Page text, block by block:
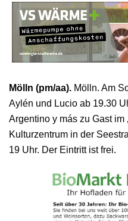
Mölln (pm/aa). Mölln. Am
Aylén und Lucio ab 19.30
Argentino y más zu Gast im
Kulturzentrum in der
19 Uhr. Der Eintritt ist frei.